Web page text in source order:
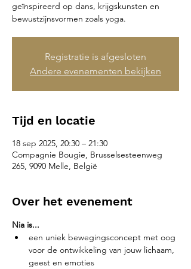
geïnspireerd op dans, krijgskunsten en
bewustzijnsvormen zoals yoga.
Registratie is afgesloten
Andere evenementen bekijken
Tijd en locatie
18 sep 2025, 20:30 – 21:30
Compagnie Bougie, Brusselsesteenweg
265, 9090 Melle, België
Over het evenement
Nia is...
een uniek bewegingsconcept met oog
voor de ontwikkeling van jouw lichaam,
geest en emoties